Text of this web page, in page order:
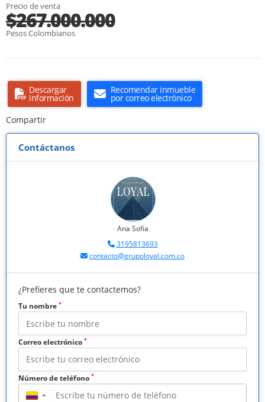
Precio de venta
$267.000.000
Pesos Colombianos
Descargar
información
Recomendar inmueble
por correo electrónico
Compartir
Contáctanos
Ana Sofia
3195813693
contacto@grupoloyal.com.co
¿Prefieres que te contactemos?
Tu nombre *
Correo electrónico *
Número de teléfono *
▼